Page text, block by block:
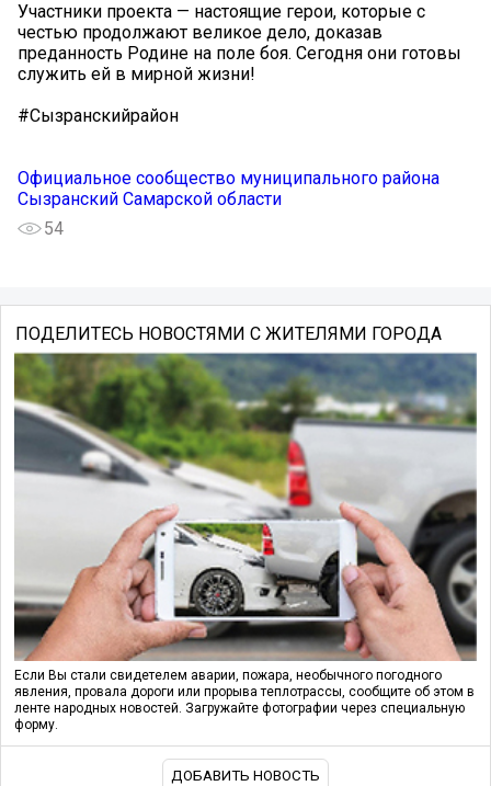
Участники проекта — настоящие герои, которые с
честью продолжают великое дело, доказав
преданность Родине на поле боя. Сегодня они готовы
служить ей в мирной жизни!
#Сызранскийрайон
Официальное сообщество муниципального района
Сызранский Самарской области
54
ПОДЕЛИТЕСЬ НОВОСТЯМИ С ЖИТЕЛЯМИ ГОРОДА
Если Вы стали свидетелем аварии, пожара, необычного погодного
явления, провала дороги или прорыва теплотрассы, сообщите об этом в
ленте народных новостей. Загружайте фотографии через специальную
форму.
ДОБАВИТЬ НОВОСТЬ